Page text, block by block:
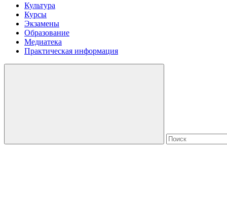
Культура
Курсы
Экзамены
Образование
Медиатека
Практическая информация